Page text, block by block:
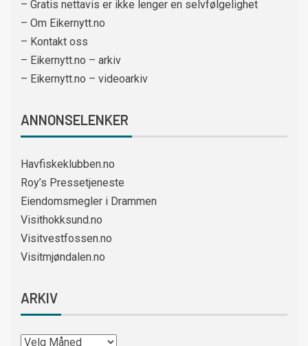
– Gratis nettavis er ikke lenger en selvfølgelighet
– Om Eikernytt.no
– Kontakt oss
– Eikernytt.no – arkiv
– Eikernytt.no – videoarkiv
ANNONSELENKER
Havfiskeklubben.no
Roy’s Pressetjeneste
Eiendomsmegler i Drammen
Visithokksund.no
Visitvestfossen.no
Visitmjøndalen.no
ARKIV